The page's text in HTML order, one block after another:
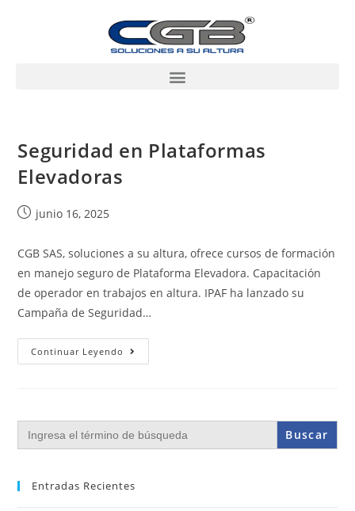
Seguridad en Plataformas
Elevadoras
junio 16, 2025
CGB SAS, soluciones a su altura, ofrece cursos de formación
en manejo seguro de Plataforma Elevadora. Capacitación
de operador en trabajos en altura. IPAF ha lanzado su
Campaña de Seguridad…
Continuar Leyendo
Buscar:
Entradas Recientes